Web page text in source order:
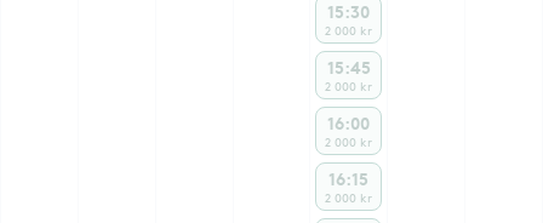
15:30
2 000 kr
15:45
2 000 kr
16:00
2 000 kr
16:15
2 000 kr